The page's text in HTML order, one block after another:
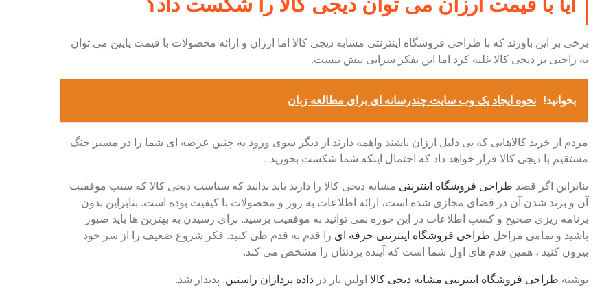
برخی بر این باورند که با طراحی فروشگاه اینترنتی مشابه دیجی کالا اما ارزان و ارائه محصولات با قیمت پایین می توان
به راحتی بر دیجی کالا غلبه کرد اما این تفکر سرابی بیش نیست.
بخوانید! نحوه ایجاد یک وب سایت چندرسانه ای برای مطالعه زبان
مردم از خرید کالاهایی که بی دلیل ارزان باشند واهمه دارند از دیگر سوی ورود به چنین عرصه ای شما را در مسیر جنگ
مستقیم با دیجی کالا قرار خواهد داد که احتمال اینکه شما شکست بخورید .
بنابراین اگر قصد طراحی فروشگاه اینترنتی مشابه دیجی کالا را دارید باید بدانید که سیاست دیجی کالا که سبب موفقیت
آن و برند شدن آن در فضای مجازی شده است، ارائه اطلاعات به روز و محصولات با کیفیت بوده است. بنابراین بدون
برنامه ریزی صحیح و کسب اطلاعات در این حوزه نمی توانید به موفقیت برسید. برای رسیدن به بهترین ها باید صبور
باشید و تمامی مراحل طراحی فروشگاه اینترنتی حرفه ای را قدم به قدم طی کنید. فکر شروع ضعیف را از سر خود
بیرون کنید ، همین قدم های اول شما است که آینده بردنتان را مشخص می کند.
نوشته طراحی فروشگاه اینترنتی مشابه دیجی کالا اولین بار در داده پردازان راستین. پدیدار شد.